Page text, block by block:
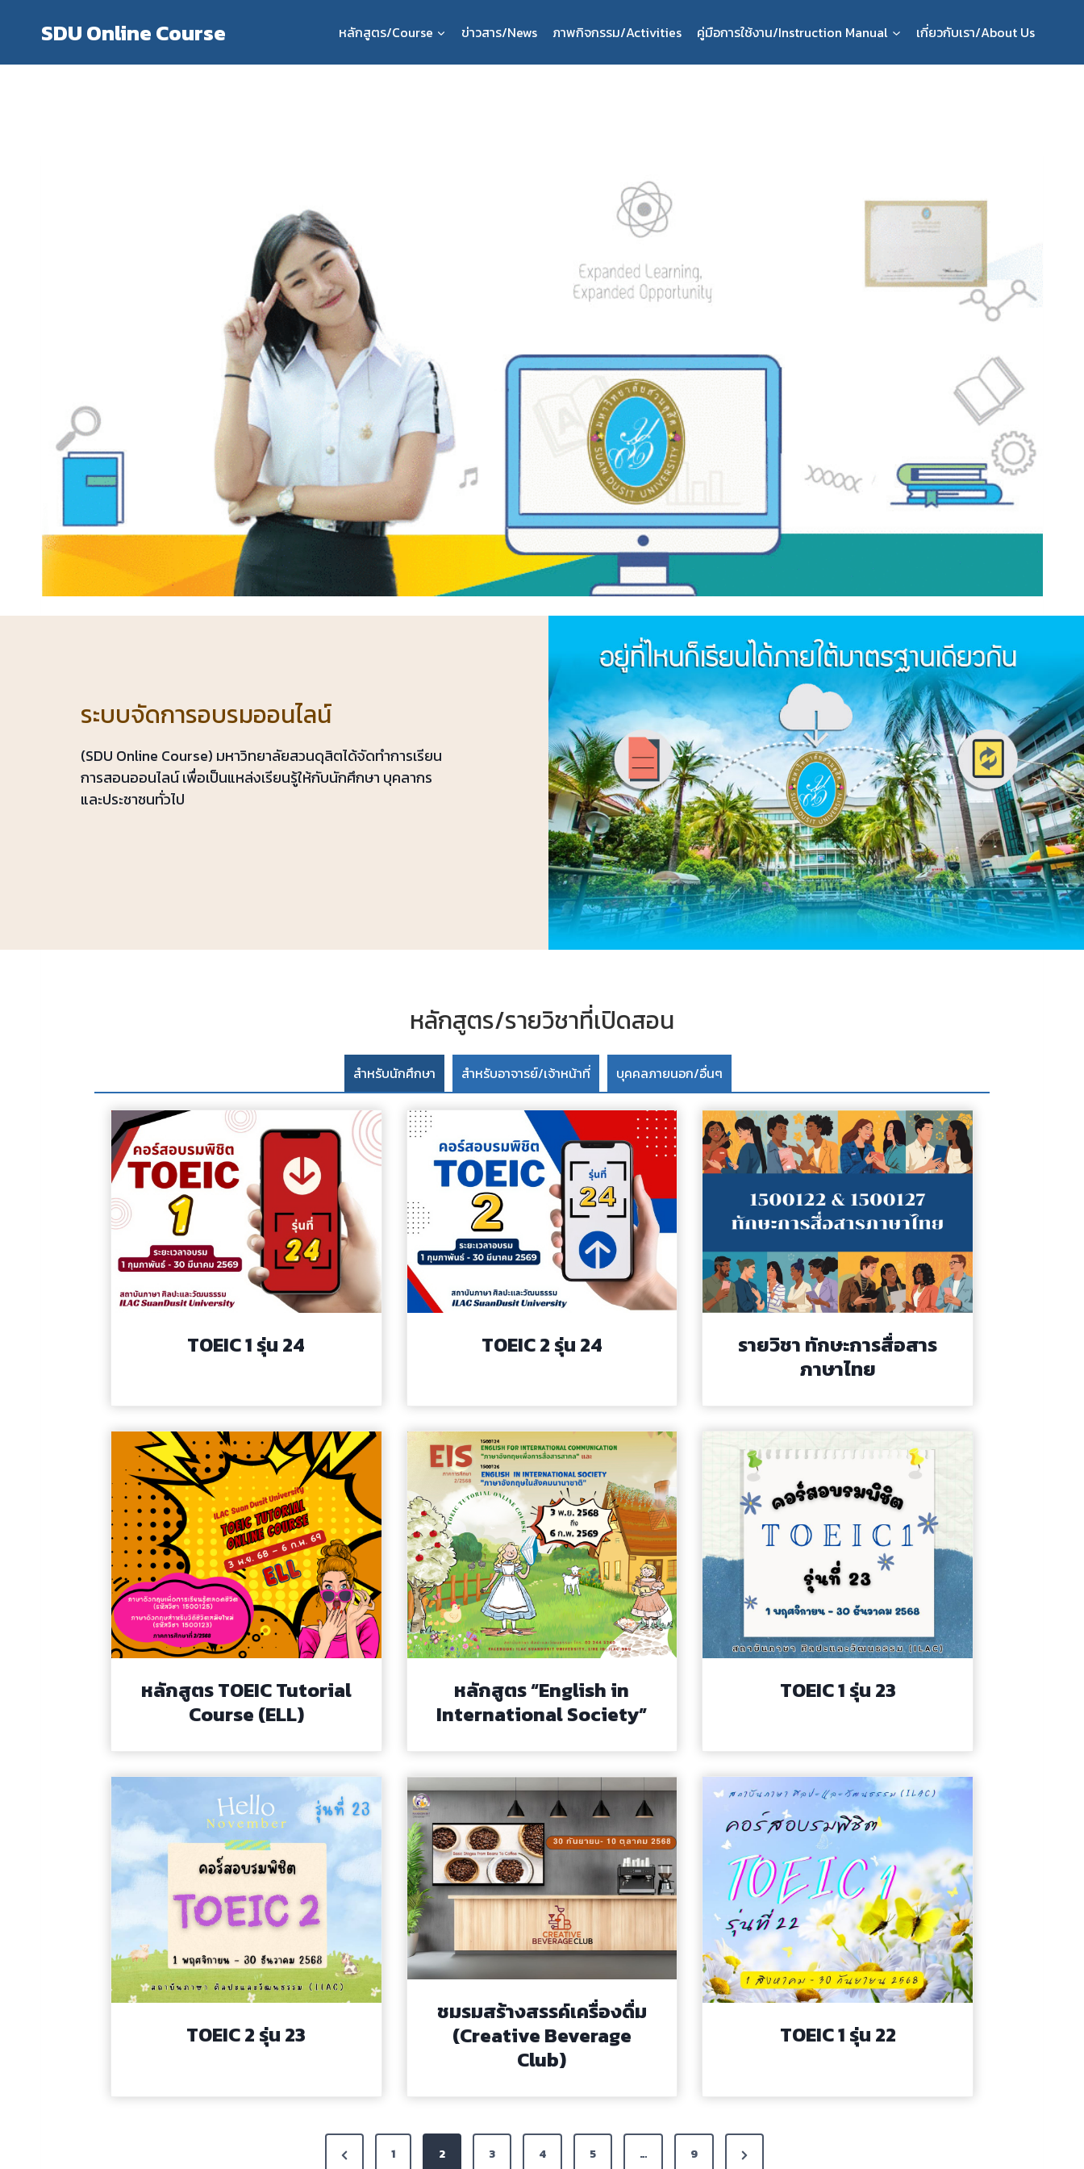
SDU Online Course หลักสูตร/Course ข่าวสาร/News ภาพกิจกรรม/Activities คู่มือการใช้งาน/Instruction Manual เกี่ยวกับเรา/About Us
ระบบจัดการอบรมออนไลน์
(SDU Online Course) มหาวิทยาลัยสวนดุสิตได้จัดทำการเรียน
การสอนออนไลน์ เพื่อเป็นแหล่งเรียนรู้ให้กับนักศึกษา บุคลากร
และประชาชนทั่วไป
หลักสูตร/รายวิชาที่เปิดสอน
สำหรับนักศึกษา สำหรับอาจารย์/เจ้าหน้าที่ บุคคลภายนอก/อื่นๆ
TOEIC 1 รุ่น 24 TOEIC 2 รุ่น 24
รายวิชา ทักษะการสื่อสาร
ภาษาไทย
หลักสูตร TOEIC Tutorial
Course (ELL)
หลักสูตร “English in
International Society”
TOEIC 1 รุ่น 23
TOEIC 2 รุ่น 23
ชมรมสร้างสรรค์เครื่องดื่ม
(Creative Beverage
Club)
TOEIC 1 รุ่น 22
1 2 3 4 5 … 9